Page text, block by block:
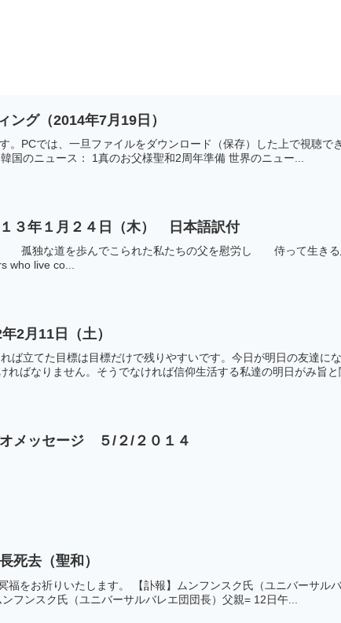
ング（2014年7月19日）
。PCでは、一旦ファイルをダウンロード（保存）した上で視聴で
国のニュース： 1真のお父様聖和2周年準備 世界のニュー...
３年１月２４日（木） 日本語訳付
独な道を歩んでこられた私たちの父を慰労し 侍って生きる
who live co...
2月11日（土）
ば立てた目標は目標だけで残りやすいです。今日が明日の友達に
ればなりません。そうでなければ信仰生活する私達の明日がみ旨
メッセージ ５/２/２０１４
死去（聖和）
福をお祈りいたします。 【訃報】ムンフンスク氏（ユニバーサ
フンスク氏（ユニバーサルバレエ団団長）父親= 12日午...